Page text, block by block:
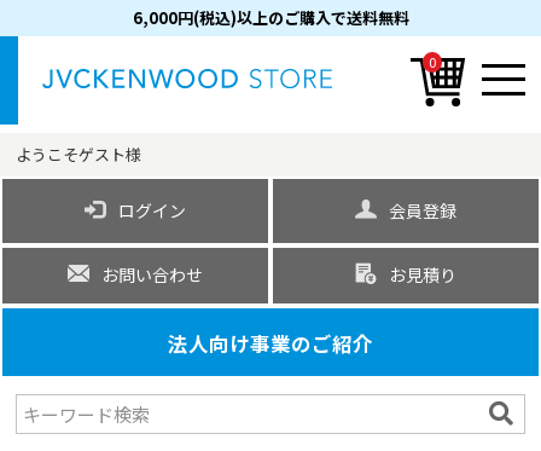
6,000円(税込)以上のご購入で送料無料
0
ようこそゲスト様
ログイン 会員登録
お問い合わせ お見積り
法人向け事業のご紹介